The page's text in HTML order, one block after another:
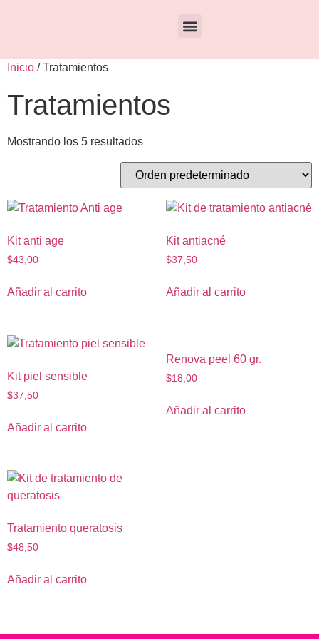
Inicio / Tratamientos
Tratamientos
Mostrando los 5 resultados
Kit anti age
$43,00
Añadir al carrito
Kit antiacné
$37,50
Añadir al carrito
Kit piel sensible
$37,50
Añadir al carrito
Renova peel 60 gr.
$18,00
Añadir al carrito
Tratamiento queratosis
$48,50
Añadir al carrito